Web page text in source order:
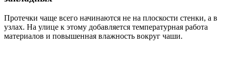
Протечки чаще всего начинаются не на плоскости стенки, а в
узлах. На улице к этому добавляется температурная работа
материалов и повышенная влажность вокруг чаши.